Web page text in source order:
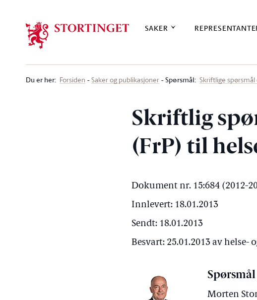
SAKER
Du er her: Forsiden Saker og publikasjoner Spørsmål: Skriftlige spørsmål
Skriftlig
(FrP) til
Dokument nr. 15:684 (2012-
Innlevert: 18.01.2013
Sendt: 18.01.2013
Besvart: 25.01.2013 av helse-
Spørsmål
Morten